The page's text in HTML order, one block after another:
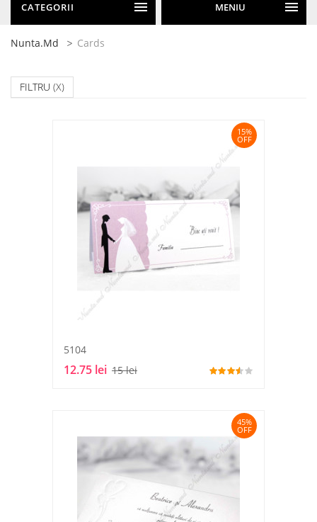
CATEGORII MENIU
Nunta.md Cards
FILTRU (X)
15%
OFF
5104
12.75 lei 15 lei
45%
OFF